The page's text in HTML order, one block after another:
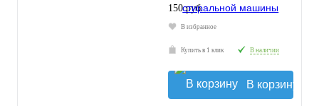
150 руб.
В избранное
Купить в 1 клик В наличии
В корзину